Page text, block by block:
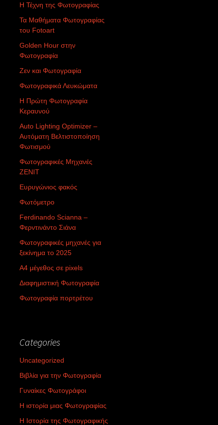
Η Τέχνη της Φωτογραφίας
Τα Μαθήματα Φωτογραφίας
του Fotoart
Golden Hour στην
Φωτογραφία
Ζεν και Φωτογραφία
Φωτογραφικά Λευκώματα
Η Πρώτη Φωτογραφία
Κεραυνού
Auto Lighting Optimizer –
Αυτόματη Βελτιστοποίηση
Φωτισμού
Φωτογραφικές Μηχανές
ZENIT
Ευρυγώνιος φακός
Φωτόμετρο
Ferdinando Scianna –
Φερντινάντο Σιάνα
Φωτογραφικές μηχανές για
ξεκίνημα το 2025
Α4 μέγεθος σε pixels
Διαφημιστική Φωτογραφία
Φωτογραφία πορτρέτου
Categories
Uncategorized
Βιβλία για την Φωτογραφία
Γυναίκες Φωτογράφοι
Η ιστορία μιας Φωτογραφίας
Η Ιστορία της Φωτογραφικής